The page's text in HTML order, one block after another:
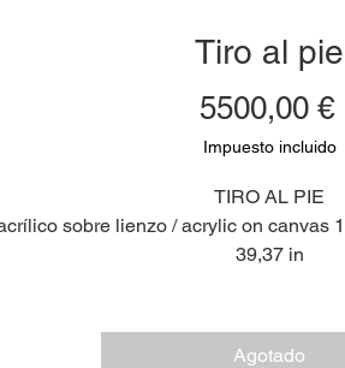
Tiro al pie
5500,00 €
Impuesto incluido
TIRO AL PIE
sobre lienzo / acrylic on canvas
39,37 in
Agotado